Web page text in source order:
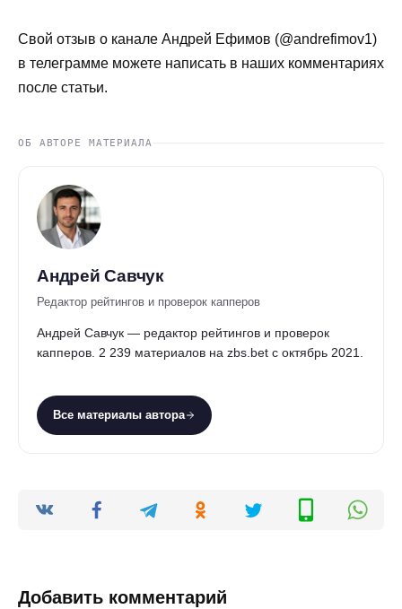
Свой отзыв о канале Андрей Ефимов (@andrefimov1)
в телеграмме можете написать в наших комментариях
после статьи.
ОБ АВТОРЕ МАТЕРИАЛА
Андрей Савчук
Редактор рейтингов и проверок капперов
Андрей Савчук — редактор рейтингов и проверок
капперов. 2 239 материалов на zbs.bet с октябрь 2021.
Все материалы автора
Добавить комментарий